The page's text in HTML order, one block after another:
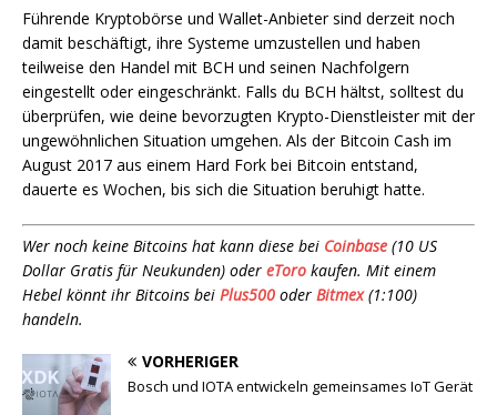
Führende Kryptobörse und Wallet-Anbieter sind derzeit noch
damit beschäftigt, ihre Systeme umzustellen und haben
teilweise den Handel mit BCH und seinen Nachfolgern
eingestellt oder eingeschränkt. Falls du BCH hältst, solltest du
überprüfen, wie deine bevorzugten Krypto-Dienstleister mit der
ungewöhnlichen Situation umgehen. Als der Bitcoin Cash im
August 2017 aus einem Hard Fork bei Bitcoin entstand,
dauerte es Wochen, bis sich die Situation beruhigt hatte.
Wer noch keine Bitcoins hat kann diese bei Coinbase (10 US
Dollar Gratis für Neukunden) oder eToro kaufen. Mit einem
Hebel könnt ihr Bitcoins bei Plus500 oder Bitmex(1:100)
handeln.
VORHERIGER
Bosch und IOTA entwickeln gemeinsames IoT Gerät